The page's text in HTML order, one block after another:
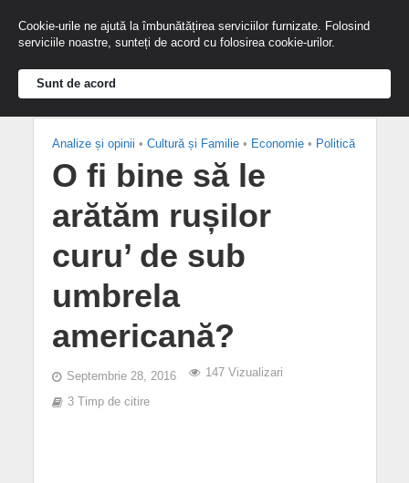
Analize și opinii • Cultură și Familie • Economie • Politică
O fi bine să le
arătăm rușilor
curu’ de sub
umbrela
americană?
Septembrie 28, 2016 147 Vizualizari
3 Timp de citire
Cookie-urile ne ajută la îmbunătățirea serviciilor furnizate. Folosind
serviciile noastre, sunteți de acord cu folosirea cookie-urilor.
Sunt de acord